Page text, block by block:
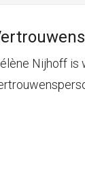
Nijhoff is